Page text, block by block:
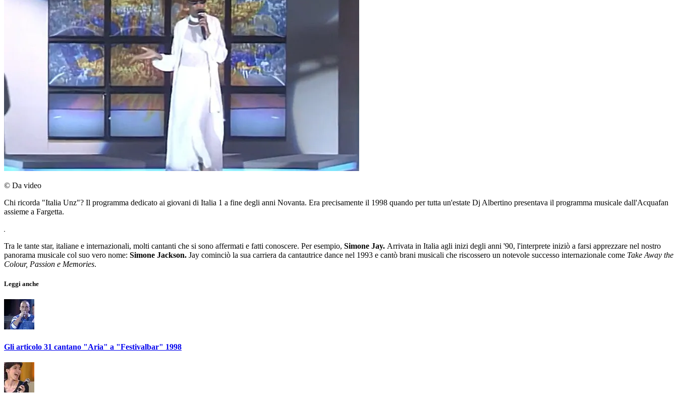
© Da video
Chi ricorda "Italia Unz"? Il programma dedicato ai giovani di Italia 1 a fine degli anni Novanta. Era precisamente il 1998 quando per tutta un'estate Dj Albertino presentava il programma musicale dall'Acquafan
assieme a Fargetta.
Tra le tante star, italiane e internazionali, molti cantanti che si sono affermati e fatti conoscere. Per esempio, Simone Jay. Arrivata in Italia agli inizi degli anni '90, l'interprete iniziò a farsi apprezzare nel nostro
panorama musicale col suo vero nome: Simone Jackson. Jay cominciò la sua carriera da cantautrice dance nel 1993 e cantò brani musicali che riscossero un notevole successo internazionale come Take Away the
Colour, Passion e Memories.
Leggi anche
Gli articolo 31 cantano "Aria" a "Festivalbar" 1998